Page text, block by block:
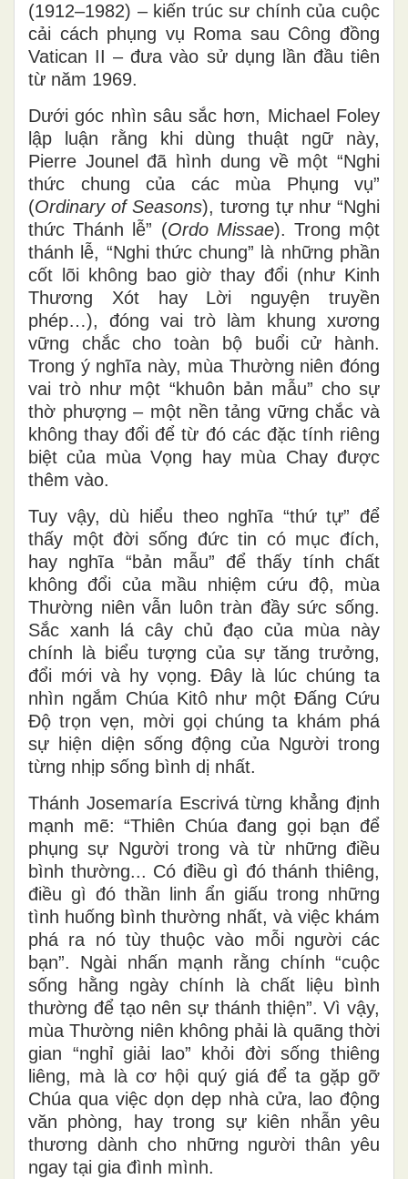
(1912–1982) – kiến trúc sư chính của cuộc
cải cách phụng vụ Roma sau Công đồng
Vatican II – đưa vào sử dụng lần đầu tiên
từ năm 1969.
Dưới góc nhìn sâu sắc hơn, Michael Foley
lập luận rằng khi dùng thuật ngữ này,
Pierre Jounel đã hình dung về một “Nghi
thức chung của các mùa Phụng vụ”
(Ordinary of Seasons), tương tự như “Nghi
thức Thánh lễ” (Ordo Missae). Trong một
thánh lễ, “Nghi thức chung” là những phần
cốt lõi không bao giờ thay đổi (như Kinh
Thương Xót hay Lời nguyện truyền
phép…), đóng vai trò làm khung xương
vững chắc cho toàn bộ buổi cử hành.
Trong ý nghĩa này, mùa Thường niên đóng
vai trò như một “khuôn bản mẫu” cho sự
thờ phượng – một nền tảng vững chắc và
không thay đổi để từ đó các đặc tính riêng
biệt của mùa Vọng hay mùa Chay được
thêm vào.
Tuy vậy, dù hiểu theo nghĩa “thứ tự” để
thấy một đời sống đức tin có mục đích,
hay nghĩa “bản mẫu” để thấy tính chất
không đổi của mầu nhiệm cứu độ, mùa
Thường niên vẫn luôn tràn đầy sức sống.
Sắc xanh lá cây chủ đạo của mùa này
chính là biểu tượng của sự tăng trưởng,
đổi mới và hy vọng. Đây là lúc chúng ta
nhìn ngắm Chúa Kitô như một Đấng Cứu
Độ trọn vẹn, mời gọi chúng ta khám phá
sự hiện diện sống động của Người trong
từng nhịp sống bình dị nhất.
Thánh Josemaría Escrivá từng khẳng định
mạnh mẽ: “Thiên Chúa đang gọi bạn để
phụng sự Người trong và từ những điều
bình thường... Có điều gì đó thánh thiêng,
điều gì đó thần linh ẩn giấu trong những
tình huống bình thường nhất, và việc khám
phá ra nó tùy thuộc vào mỗi người các
bạn”. Ngài nhấn mạnh rằng chính “cuộc
sống hằng ngày chính là chất liệu bình
thường để tạo nên sự thánh thiện”. Vì vậy,
mùa Thường niên không phải là quãng thời
gian “nghỉ giải lao” khỏi đời sống thiêng
liêng, mà là cơ hội quý giá để ta gặp gỡ
Chúa qua việc dọn dẹp nhà cửa, lao động
văn phòng, hay trong sự kiên nhẫn yêu
thương dành cho những người thân yêu
ngay tại gia đình mình.